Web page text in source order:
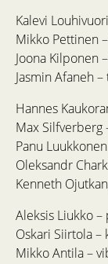
Kalevi
Mikko Pettinen
Joona Kilponen
Jasmin Afaneh
Hannes
Max Silfverberg
Panu
Oleksandr
Kenneth
Aleksis Liukko –
Oskari Siirtola –
Mikko Antila –